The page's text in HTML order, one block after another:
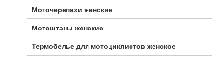
Моточерепахи женские
Мотоштаны женские
Термобелье для мотоциклистов женское